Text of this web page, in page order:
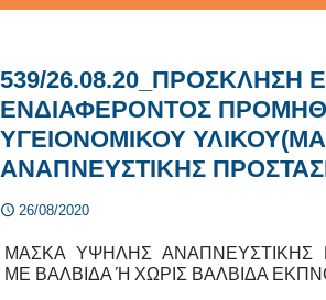
539/26.08.20_ΠΡΟΣΚΛΗΣΗ
ΕΝΔΙΑΦΕΡΟΝΤΟΣ
ΥΓΕΙΟΝΟΜΙΚΟΥ
ΑΝΑΠΝΕΥΣΤΙΚΗΣ
26/08/2020
ΜΑΣΚΑ ΥΨΗΛΗΣ ΑΝΑΠΝΕΥΣΤΙΚΗΣ
ΜΕ ΒΑΛΒΙΔΑ Ή ΧΩΡΙΣ ΒΑΛΒΙΔΑ